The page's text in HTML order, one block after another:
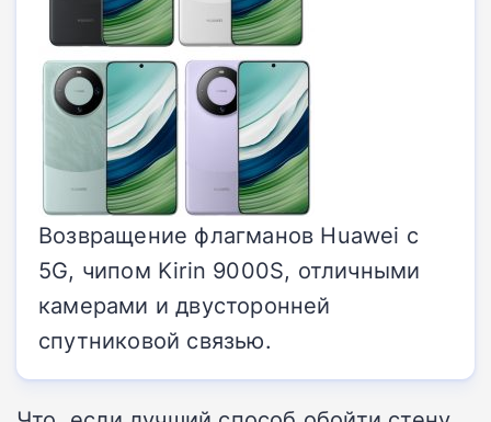
Возвращение флагманов Huawei с
5G, чипом Kirin 9000S, отличными
камерами и двусторонней
спутниковой связью.